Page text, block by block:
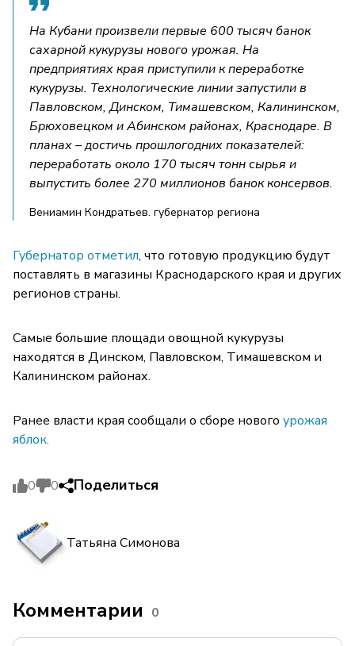
На Кубани произвели первые 600 тысяч банок
сахарной кукурузы нового урожая. На
предприятиях края приступили к переработке
кукурузы. Технологические линии запустили в
Павловском, Динском, Тимашевском, Калининском,
Брюховецком и Абинском районах, Краснодаре. В
планах – достичь прошлогодних показателей:
переработать около 170 тысяч тонн сырья и
выпустить более 270 миллионов банок консервов.
Вениамин Кондратьев. губернатор региона
Губернатор отметил, что готовую продукцию будут
поставлять в магазины Краснодарского края и других
регионов страны.
Самые большие площади овощной кукурузы
находятся в Динском, Павловском, Тимашевском и
Калининском районах.
Ранее власти края сообщали о сборе нового урожая
яблок.
0 0 Поделиться
Татьяна Симонова
Комментарии 0